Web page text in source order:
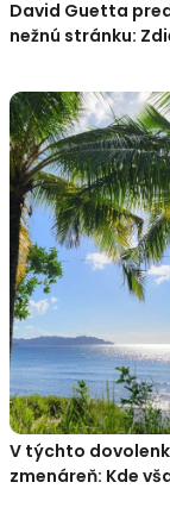
David Guetta
nežnú stránku:
V týchto
zmenáreň: Kde